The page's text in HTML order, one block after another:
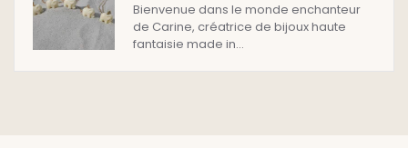
Bienvenue dans le monde enchanteur
de Carine, créatrice de bijoux haute
fantaisie made in…